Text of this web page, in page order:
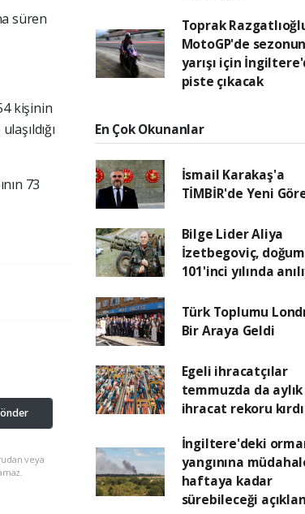
süren
kişinin
73
veya
Toprak
MotoGP'de
yarışı için
piste çıkacak
En Çok Okunanlar
İsmail Karakaş'a
TİMBİR'de Yeni
Bilge Lider Aliya
İzetbegoviç,
101'inci yılında
Türk Toplumu
Bir Araya Geldi
Egeli ihracatçılar
temmuzda da aylık
ihracat rekoru kırdı
İngiltere'deki
yangınına
haftaya kadar
sürebileceği